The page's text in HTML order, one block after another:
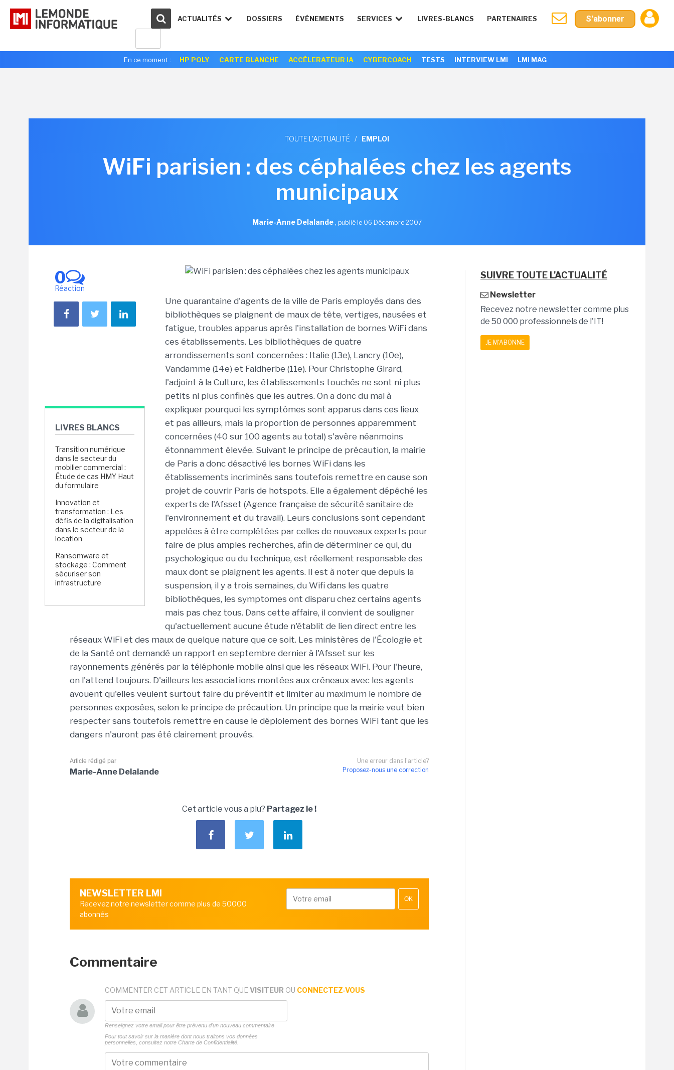
ACTUALITÉS DOSSIERS ÉVÉNEMENTS SERVICES LIVRES-BLANCS PARTENAIRES S'abonner
En ce moment : HP POLY CARTE BLANCHE ACCÉLERATEUR IA CYBERCOACH TESTS INTERVIEW LMI LMI MAG
TOUTE L'ACTUALITÉ / EMPLOI
WiFi parisien : des céphalées chez les agents
municipaux
Marie-Anne Delalande, publié le 06 Décembre 2007
0
Réaction
LIVRES BLANCS
Transition numérique
dans le secteur du
mobilier commercial :
Étude de cas HMY Haut
du formulaire
Innovation et
transformation : Les
défis de la digitalisation
dans le secteur de la
location
Ransomware et
stockage : Comment
sécuriser son
infrastructure
Une quarantaine d'agents de la ville de Paris employés dans des
bibliothèques se plaignent de maux de tête, vertiges, nausées et
fatigue, troubles apparus après l'installation de bornes WiFi dans
ces établissements. Les bibliothèques de quatre
arrondissements sont concernées : Italie (13e), Lancry (10e),
Vandamme (14e) et Faidherbe (11e). Pour Christophe Girard,
l'adjoint à la Culture, les établissements touchés ne sont ni plus
petits ni plus confinés que les autres. On a donc du mal à
expliquer pourquoi les symptômes sont apparus dans ces lieux
et pas ailleurs, mais la proportion de personnes apparemment
concernées (40 sur 100 agents au total) s'avère néanmoins
étonnamment élevée. Suivant le principe de précaution, la mairie
de Paris a donc désactivé les bornes WiFi dans les
établissements incriminés sans toutefois remettre en cause son
projet de couvrir Paris de hotspots. Elle a également dépêché les
experts de l'Afsset (Agence française de sécurité sanitaire de
l'environnement et du travail). Leurs conclusions sont cependant
appelées à être complétées par celles de nouveaux experts pour
faire de plus amples recherches, afin de déterminer ce qui, du
psychologique ou du technique, est réellement responsable des
maux dont se plaignent les agents. Il est à noter que depuis la
suspension, il y a trois semaines, du Wifi dans les quatre
bibliothèques, les symptomes ont disparu chez certains agents
mais pas chez tous. Dans cette affaire, il convient de souligner
qu'actuellement aucune étude n'établit de lien direct entre les
réseaux WiFi et des maux de quelque nature que ce soit. Les ministères de l'Écologie et
de la Santé ont demandé un rapport en septembre dernier à l'Afsset sur les
rayonnements générés par la téléphonie mobile ainsi que les réseaux WiFi. Pour l'heure,
on l'attend toujours. D'ailleurs les associations montées aux créneaux avec les agents
avouent qu'elles veulent surtout faire du préventif et limiter au maximum le nombre de
personnes exposées, selon le principe de précaution. Un principe que la mairie veut bien
respecter sans toutefois remettre en cause le déploiement des bornes WiFi tant que les
dangers n'auront pas été clairement prouvés.
Une erreur dans l'article?
Proposez-nous une correction
Article rédigé par
Marie-Anne Delalande
Cet article vous a plu? Partagez le !
NEWSLETTER LMI
Recevez notre newsletter comme plus de 50000
abonnés
OK
Commentaire
COMMENTER CET ARTICLE EN TANT QUE VISITEUR OU CONNECTEZ-VOUS
Renseignez votre email pour être prévenu d'un nouveau commentaire
Pour tout savoir sur la manière dont nous traitons vos données
personnelles, consultez notre Charte de Confidentialité.
SUIVRE TOUTE L'ACTUALITÉ
Newsletter
Recevez notre newsletter comme plus
de 50 000 professionnels de l'IT!
JE M'ABONNE